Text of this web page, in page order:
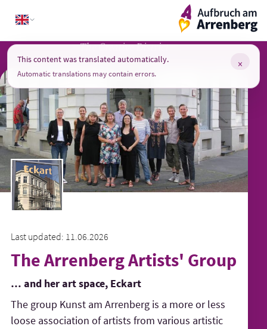
content
ArrenbergApp
The Creative District
Last updated: 11.06.2026
The Arrenberg Artists' Group
… and her art space, Eckart
The group Kunst am Arrenberg is a more or less
loose association of artists from various artistic
This content was translated automatically.
Automatic translations may contain errors.
×